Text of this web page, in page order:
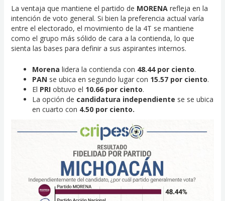
La ventaja que mantiene el partido de MORENArefleja en la
intención de voto general. Si bien la preferencia actual varía
entre el electorado, el movimiento de la 4T se mantiene
como el grupo más sólido de cara a la contienda, lo que
sienta las bases para definir a sus aspirantes internos.
Morena lidera la contienda con 48.44 por ciento.
PAN se ubica en segundo lugar con 15.57 por ciento.
El PRIobtuvo el 10.66 por ciento.
La opción de candidatura independiente se se ubica
en cuarto con 4.50 por ciento.